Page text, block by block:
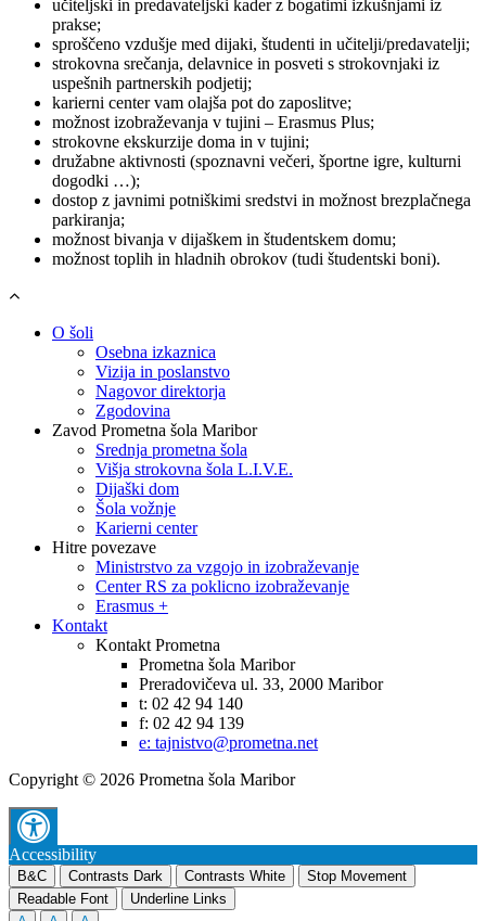
učiteljski in predavateljski kader z bogatimi izkušnjami iz
prakse;
sproščeno vzdušje med dijaki, študenti in učitelji/predavatelji;
strokovna srečanja, delavnice in posveti s strokovnjaki iz
uspešnih partnerskih podjetij;
karierni center vam olajša pot do zaposlitve;
možnost izobraževanja v tujini – Erasmus Plus;
strokovne ekskurzije doma in v tujini;
družabne aktivnosti (spoznavni večeri, športne igre, kulturni
dogodki …);
dostop z javnimi potniškimi sredstvi in možnost brezplačnega
parkiranja;
možnost bivanja v dijaškem in študentskem domu;
možnost toplih in hladnih obrokov (tudi študentski boni).
O šoli
Osebna izkaznica
Vizija in poslanstvo
Nagovor direktorja
Zgodovina
Zavod Prometna šola Maribor
Srednja prometna šola
Višja strokovna šola L.I.V.E.
Dijaški dom
Šola vožnje
Karierni center
Hitre povezave
Ministrstvo za vzgojo in izobraževanje
Center RS za poklicno izobraževanje
Erasmus +
Kontakt
Kontakt Prometna
Prometna šola Maribor
Preradovičeva ul. 33, 2000 Maribor
t: 02 42 94 140
f: 02 42 94 139
e: tajnistvo@prometna.net
Copyright © 2026 Prometna šola Maribor
Accessibility
B&C Contrasts Dark Contrasts White
Stop Movement
Readable Font
Underline Links